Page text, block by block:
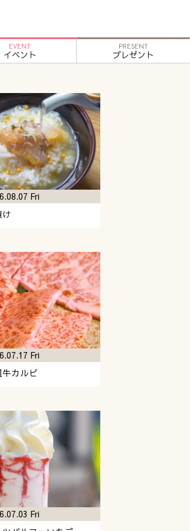
EVENT
イベント
PRESENT
プレゼント
Fri
カルビ
Fri
Fri